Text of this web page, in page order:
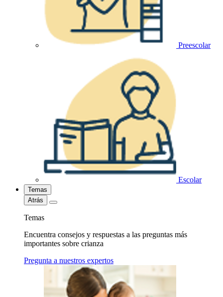
Preescolar
Escolar
Temas
Atrás
Temas
Encuentra consejos y respuestas a las preguntas más
importantes sobre crianza
Pregunta a nuestros expertos